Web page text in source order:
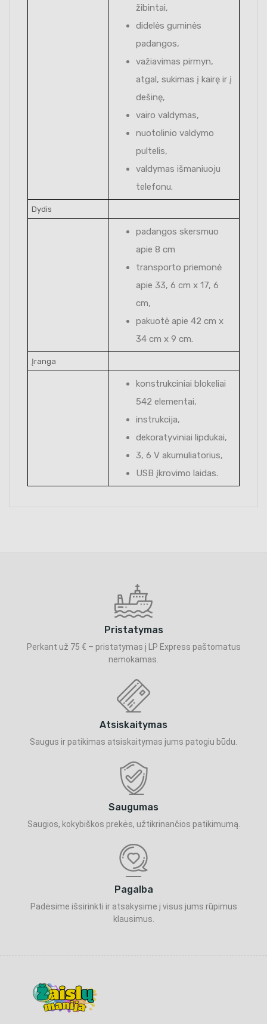
žibintai,
didelės guminės
padangos,
važiavimas pirmyn,
atgal, sukimas į kairę ir į
dešinę,
vairo valdymas,
nuotolinio valdymo
pultelis,
valdymas išmaniuoju
telefonu.
Dydis
padangos skersmuo
apie 8 cm
transporto priemonė
apie 33, 6 cm x 17, 6
cm,
pakuotė apie 42 cm x
34 cm x 9 cm.
Įranga
konstrukciniai blokeliai
542 elementai,
instrukcija,
dekoratyviniai lipdukai,
3, 6 V akumuliatorius,
USB įkrovimo laidas.
Pristatymas
Perkant už 75 € – pristatymas į LP Express paštomatus
nemokamas.
Atsiskaitymas
Saugus ir patikimas atsiskaitymas jums patogiu būdu.
Saugumas
Saugios, kokybiškos prekės, užtikrinančios patikimumą.
Pagalba
Padėsime išsirinkti ir atsakysime į visus jums rūpimus
klausimus.